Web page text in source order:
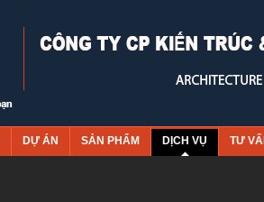
DỰ ÁN SẢN PHẨM DỊCH VỤ TƯ